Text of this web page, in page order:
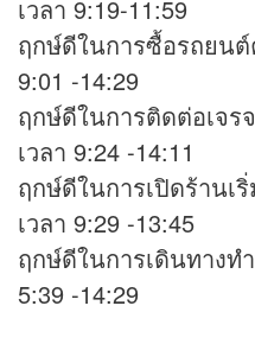
เวลา 9:19-11:59
ฤกษ์ดีในการซื้อรถยนต์
9:01 -14:29
ฤกษ์ดีในการติดต่อเจร
เวลา 9:24 -14:11
ฤกษ์ดีในการเปิดร้านเ
เวลา 9:29 -13:45
ฤกษ์ดีในการเดินทางท
5:39 -14:29